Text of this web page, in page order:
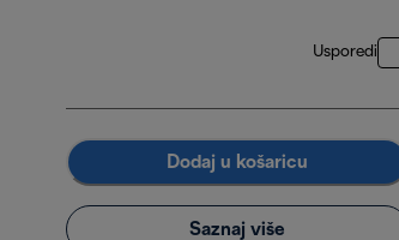
Usporedi
Dodaj u košaricu
Saznaj više